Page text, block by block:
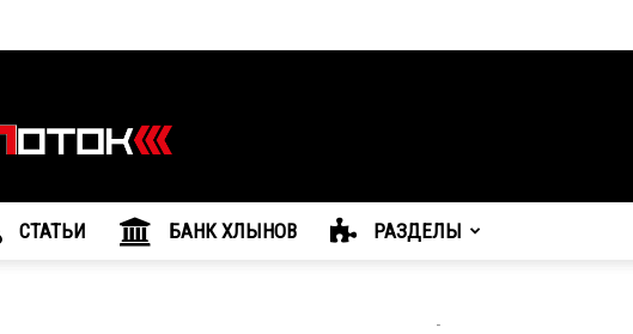
агентство
"МедиаПоток"
CТАТЬИ БАНК ХЛЫНОВ РАЗДЕЛЫ
-